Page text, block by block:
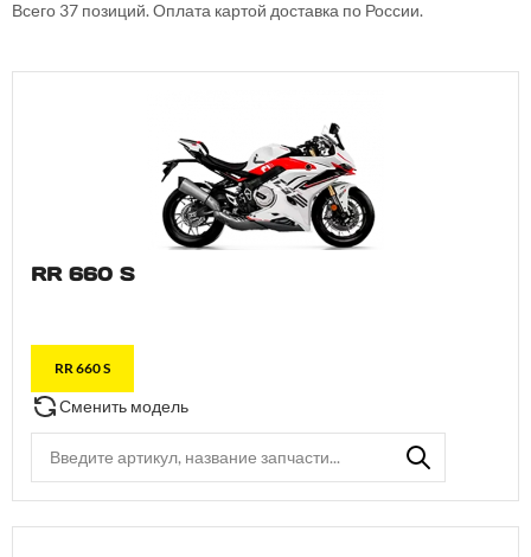
Всего 37 позиций. Оплата картой доставка по России.
RR 660 S
RR 660 S
Сменить модель